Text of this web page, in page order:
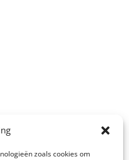
zoals cookies om